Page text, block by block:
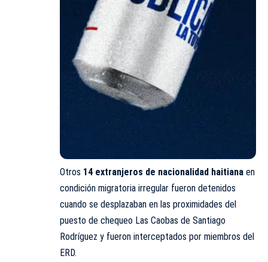
Otros 14 extranjeros de nacionalidad haitiana en
condición migratoria irregular fueron detenidos
cuando se desplazaban en las proximidades del
puesto de chequeo Las Caobas de Santiago
Rodríguez y fueron interceptados por miembros del
ERD.